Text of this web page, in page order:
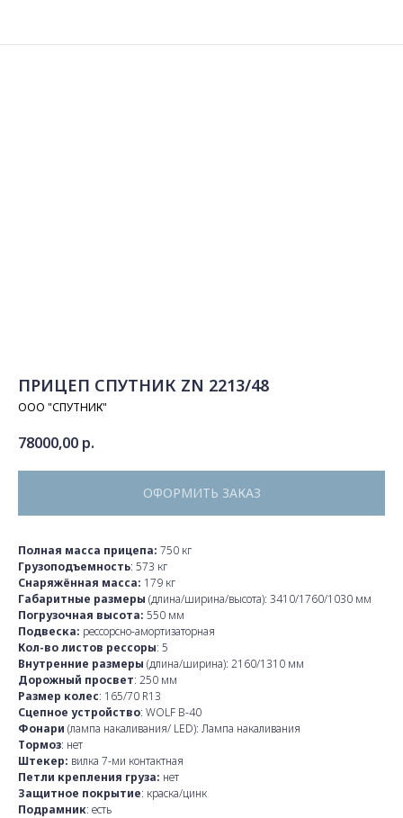
ПРИЦЕП СПУТНИК ZN 2213/48
ООО "СПУТНИК"
78000,00 р.
ОФОРМИТЬ ЗАКАЗ
Полная масса прицепа: 750 кг
Грузоподъемность: 573 кг
Снаряжённая масса: 179 кг
Габаритные размеры (длина/ширина/высота): 3410/1760/1030 мм
Погрузочная высота: 550 мм
Подвеска: рессорсно-амортизаторная
Кол-во листов рессоры: 5
Внутренние размеры (длина/ширина): 2160/1310 мм
Дорожный просвет: 250 мм
Размер колес: 165/70 R13
Сцепное устройство: WOLF B-40
Фонари (лампа накаливания/ LED): Лампа накаливания
Тормоз: нет
Штекер: вилка 7-ми контактная
Петли крепления груза: нет
Защитное покрытие: краска/цинк
Подрамник: есть